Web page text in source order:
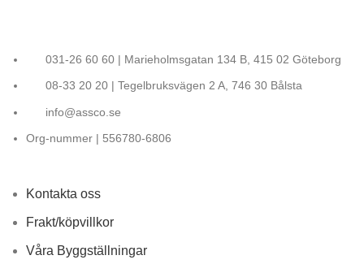
031-26 60 60 | Marieholmsgatan 134 B, 415 02 Göteborg
08-33 20 20 | Tegelbruksvägen 2 A, 746 30 Bålsta
info@assco.se
Org-nummer | 556780-6806
Kontakta oss
Frakt/köpvillkor
Våra Byggställningar